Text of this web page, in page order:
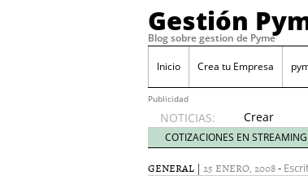
Gestión
Blog sobre gestion de Pyme
Inicio Crea tu Empresa
Publicidad
NOTICIAS:
Crear
empresa
online vs
proceso
COTIZACIONES EN STREAMING
GENERAL | 25 ENERO, 2008-